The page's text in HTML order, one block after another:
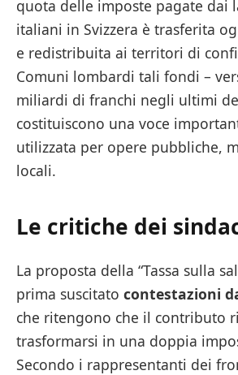
quota delle imposte pagate dai
italiani in Svizzera è trasferita
e redistribuita ai territori di
Comuni lombardi tali fondi –
miliardi di franchi negli ultimi
costituiscono una voce
utilizzata per opere pubbliche,
locali.
Le critiche dei
La proposta della “Tassa sulla
prima suscitato contestazioni
che ritengono che il contributo
trasformarsi in una doppia
Secondo i rappresentanti dei